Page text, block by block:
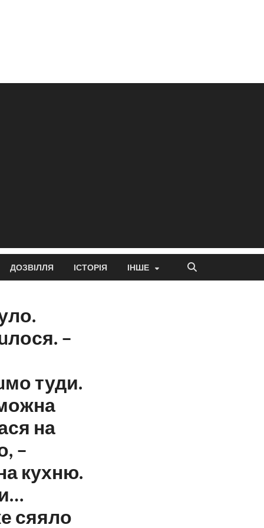
ДОЗВІЛЛЯ ІСТОРІЯ ІНШЕ
–
туди.
на
–
кухню.
сяяло